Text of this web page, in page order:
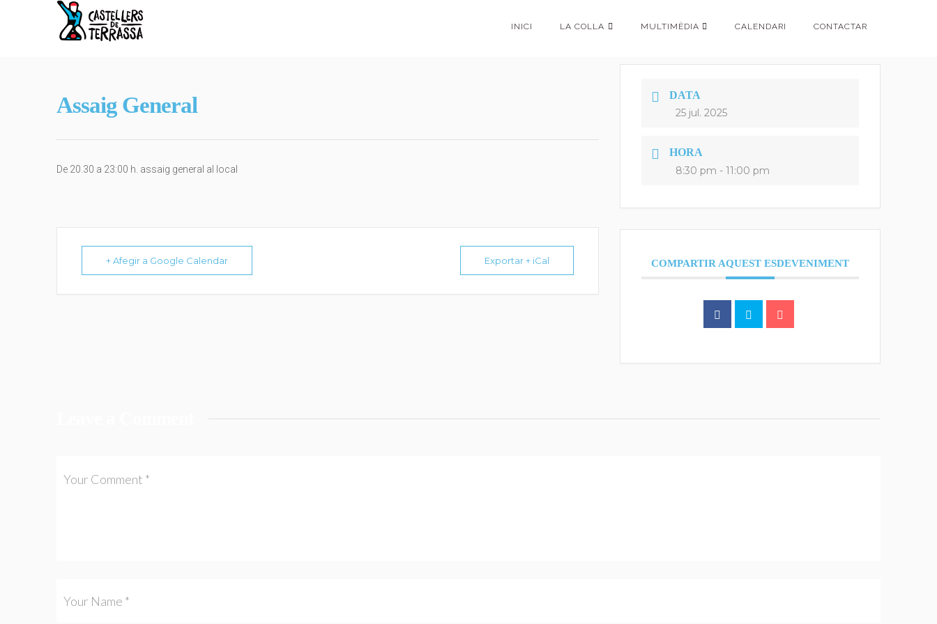
INICI LA COLLA MULTIMÈDIA CALENDARI CONTACTAR
Assaig General
De 20.30 a 23:00 h. assaig general al local
+ Afegir a Google Calendar Exportar + iCal
DATA
25 jul. 2025
HORA
8:30 pm - 11:00 pm
COMPARTIR AQUEST ESDEVENIMENT